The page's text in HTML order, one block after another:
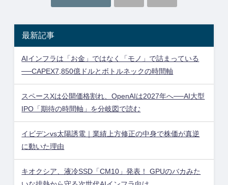
最新記事
AIインフラは「お金」ではなく「モノ」で詰まっている
──CAPEX7,850億ドルとボトルネックの時間軸
スペースXは公開価格割れ、OpenAIは2027年へ──AI大型
IPO「期待の時間軸」を分岐図で読む
イビデンvs太陽誘電｜業績上方修正の中身で株価が真逆
に動いた理由
キオクシア、液冷SSD「CM10」発表！ GPUのバカみた